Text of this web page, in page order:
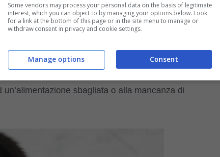
per prevenire tali problemi.
questa razza
sbagliata o alla mancanza di
Some vendors may process your personal data on the basis of legitimate
interest, which you can object to by managing your options below. Look
for a link at the bottom of this page or in the site menu to manage or
withdraw consent in privacy and cookie settings.
Consent
Manage options